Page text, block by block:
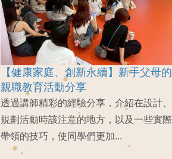
【健康家庭、創新永續】新手父母的
親職教育活動分享
透過講師精彩的經驗分享，介紹在設計、
規劃活動時該注意的地方，以及一些實際
帶領的技巧，使同學們更加...